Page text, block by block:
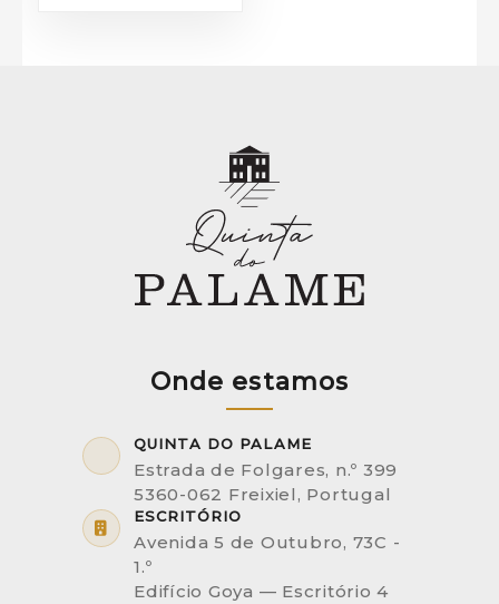
Onde estamos
QUINTA DO PALAME
Estrada de Folgares, n.º 399
5360-062 Freixiel, Portugal
ESCRITÓRIO
Avenida 5 de Outubro, 73C -
1.º
Edifício Goya — Escritório 4